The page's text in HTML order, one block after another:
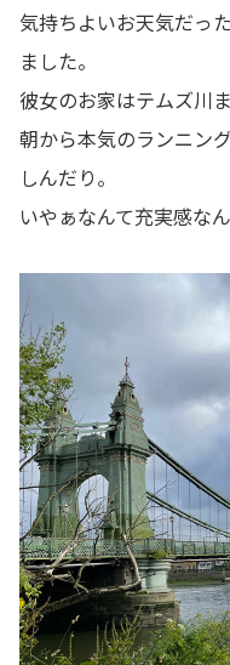
気持ちよいお天気だっ
ました。
彼女のお家はテムズ川
朝から本気のランニン
しんだり。
いやぁなんて充実感なん